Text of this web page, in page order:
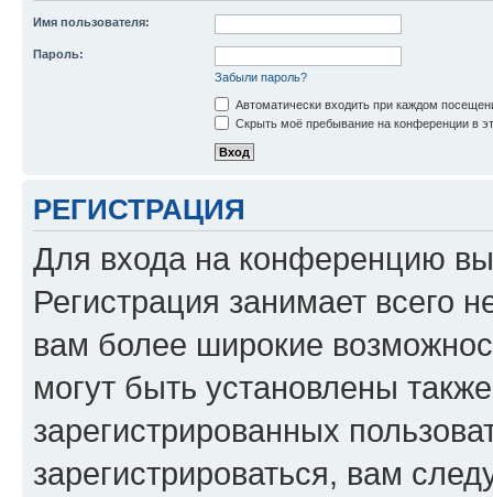
Имя пользователя:
Пароль:
Забыли пароль?
Автоматически входить при каждом
Скрыть моё пребывание на конференции в
РЕГИСТРАЦИЯ
Для входа на конференцию
Регистрация занимает всего
вам более широкие
могут быть установлены
зарегистрированных
зарегистрироваться, вам